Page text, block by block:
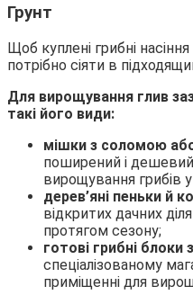
Грунт
Щоб куплені грибні
потрібно сіяти в
Для вирощування глив
такі його види:
мішки з соломою
поширений і дешевий
вирощування грибів
дерев’яні пеньки й
відкритих дачних
протягом сезону;
готові грибні блоки
спеціалізованому
приміщенні для